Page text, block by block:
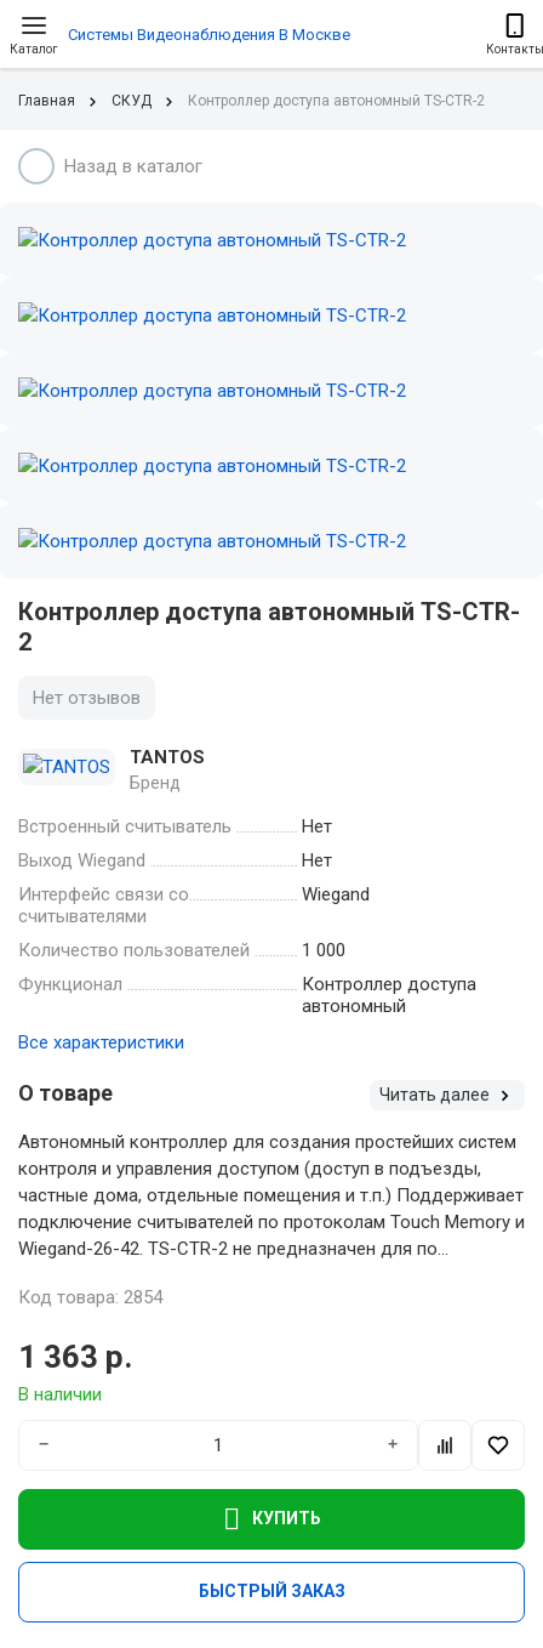
Каталог
Системы Видеонаблюдения В Москве
Контакты
Главная СКУД Контроллер доступа автономный TS-CTR-2
Назад в каталог
Контроллер доступа автономный TS-CTR-
2
Нет отзывов
TANTOS
Бренд
Встроенный считыватель
Нет
Выход Wiegand
Нет
Интерфейс связи со
считывателями
Wiegand
Количество пользователей
1 000
Функционал
Контроллер доступа
автономный
Все характеристики
О товаре Читать далее
Автономный контроллер для создания простейших систем
контроля и управления доступом (доступ в подъезды,
частные дома, отдельные помещения и т.п.) Поддерживает
подключение считывателей по протоколам Touch Memory и
Wiegand-26-42. TS-CTR-2 не предназначен для по...
Код товара: 2854
1 363 р.
В наличии
− +
КУПИТЬ
БЫСТРЫЙ ЗАКАЗ